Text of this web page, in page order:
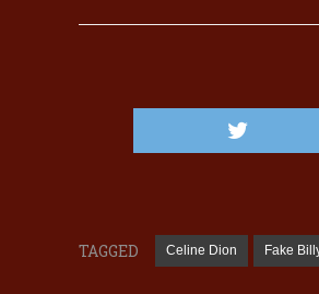
TAGGED Celine Dion Fake